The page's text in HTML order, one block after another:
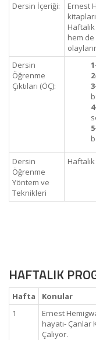
Dersin İçeriği:
Ernest
hem de
Dersin
Öğrenme
Çıktıları (ÖÇ):
Dersin
Öğrenme
Yöntem ve
Teknikleri
HAFTALIK
Hafta Konular
1
Ernest
hayatı- Çanlar
Çalıyor.